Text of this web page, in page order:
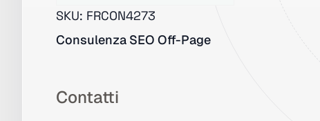
SKU: FRCON4273
Consulenza SEO Off-Page
Contatti